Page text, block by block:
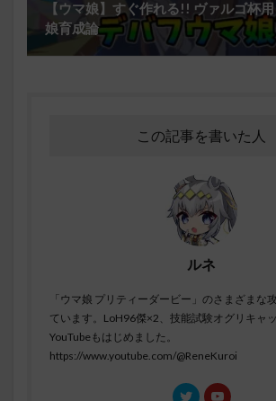
【ウマ娘】すぐ作れる!! ヴァルゴ杯
娘育成論
この記事を書いた人
ルネ
「ウマ娘 プリティーダービー」のさまざまな
ています。LoH96傑×2、技能試験オグリキャ
YouTubeもはじめました。
https://www.youtube.com/@ReneKuroi